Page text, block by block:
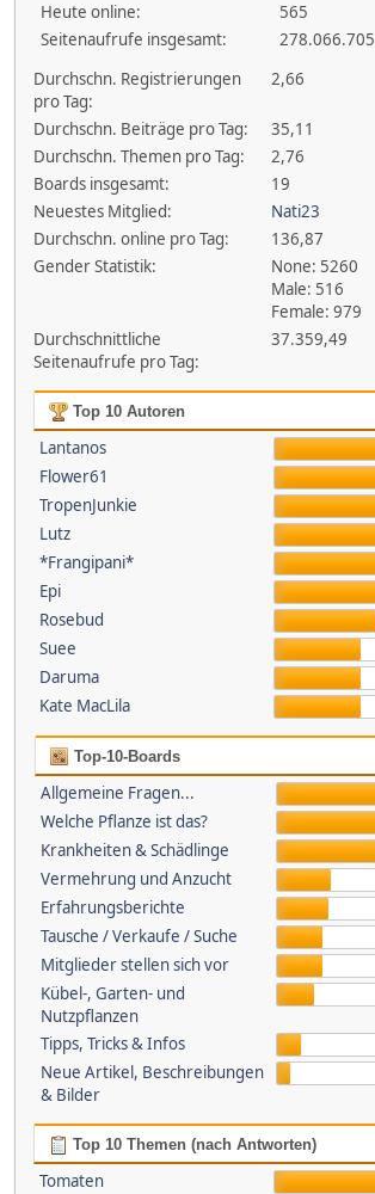
Heute online:
565
Seitenaufrufe insgesamt:
278.066.705
Durchschn. Registrierungen
pro Tag:
2,66
Durchschn. Beiträge pro Tag:
35,11
Durchschn. Themen pro Tag:
2,76
Boards insgesamt:
19
Neuestes Mitglied:
Nati23
Durchschn. online pro Tag:
136,87
Gender Statistik:
None: 5260
Male: 516
Female: 979
Durchschnittliche
Seitenaufrufe pro Tag:
37.359,49
Top 10 Autoren
Lantanos
Flower61
TropenJunkie
Lutz
*Frangipani*
Epi
Rosebud
Suee
Daruma
Kate MacLila
Top-10-Boards
Allgemeine Fragen...
Welche Pflanze ist das?
Krankheiten & Schädlinge
Vermehrung und Anzucht
Erfahrungsberichte
Tausche / Verkaufe / Suche
Mitglieder stellen sich vor
Kübel-, Garten- und
Nutzpflanzen
Tipps, Tricks & Infos
Neue Artikel, Beschreibungen
& Bilder
Top 10 Themen (nach Antworten)
Tomaten